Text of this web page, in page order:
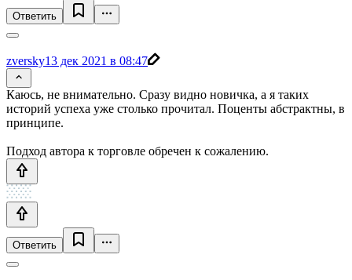
Ответить
zversky13 дек 2021 в 08:47
Каюсь, не внимательно. Сразу видно новичка, а я таких
историй успеха уже столько прочитал. Поценты абстрактны, в
принципе.
Подход автора к торговле обречен к сожалению.
Ответить